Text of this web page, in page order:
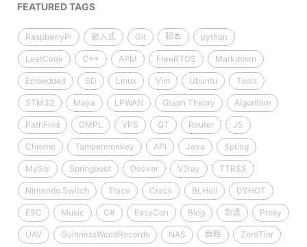
FEATURED TAGS
RaspberryPi 嵌入式 Git 脚本 python
LeetCode C++ APM FreeRTOS Markdown
Embedded SD Linux Vim Ubuntu Tools
STM32 Maya LPWAN Graph Theory Algorithm
PathFind OMPL VPS QT Router JS
Chrome Tampermonkey API Java Spring
MySql Springboot Docker V2ray TTRSS
Nintendo Switch Trace Crack BLHeli DSHOT
ESC Music C# EasyCon Blog 杂谈 Proxy
UAV GuinnessWorldRecords NAS 群晖 ZeroTier